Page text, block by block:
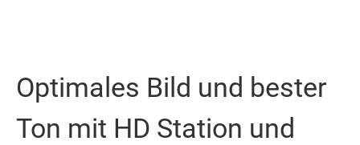
Optimales Bild und bester
Ton mit HD Station und